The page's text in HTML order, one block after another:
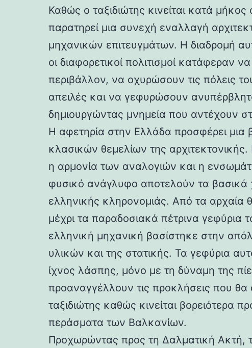
Καθώς ο ταξιδιώτης κινείται κατά μήκος
παρατηρεί μια συνεχή εναλλαγή
μηχανικών επιτευγμάτων. Η διαδρομή
οι διαφορετικοί πολιτισμοί κατάφεραν
περιβάλλον, να οχυρώσουν τις πόλεις
απειλές και να γεφυρώσουν
δημιουργώντας μνημεία που αντέχουν
Η αφετηρία στην Ελλάδα προσφέρει μια
κλασικών θεμελίων της
η αρμονία των αναλογιών και η
φυσικό ανάγλυφο αποτελούν τα βασικά
ελληνικής κληρονομιάς. Από τα αρχαία
μέχρι τα παραδοσιακά πέτρινα γεφύρια
ελληνική μηχανική βασίστηκε στην
υλικών και της στατικής. Τα γεφύρια
ίχνος λάσπης, μόνο με τη δύναμη της
προαναγγέλλουν τις προκλήσεις που θα
ταξιδιώτης καθώς κινείται βορειότερα
περάσματα των Βαλκανίων.
Προχωρώντας προς τη Δαλματική Ακτή,